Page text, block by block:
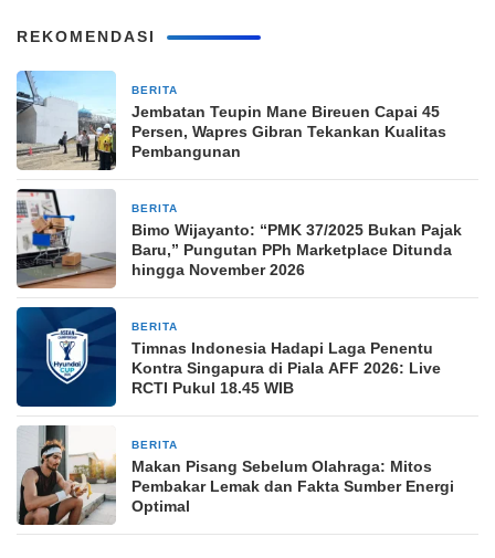
REKOMENDASI
BERITA
Jembatan Teupin Mane Bireuen Capai 45
Persen, Wapres Gibran Tekankan Kualitas
Pembangunan
BERITA
Bimo Wijayanto: “PMK 37/2025 Bukan Pajak
Baru,” Pungutan PPh Marketplace Ditunda
hingga November 2026
BERITA
Timnas Indonesia Hadapi Laga Penentu
Kontra Singapura di Piala AFF 2026: Live
RCTI Pukul 18.45 WIB
BERITA
Makan Pisang Sebelum Olahraga: Mitos
Pembakar Lemak dan Fakta Sumber Energi
Optimal